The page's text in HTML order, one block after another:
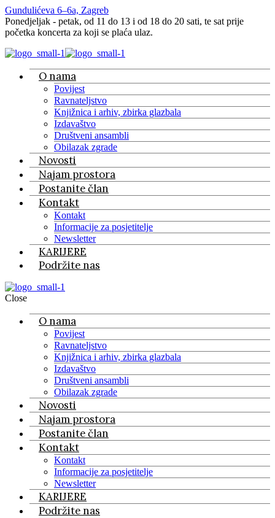
Gundulićeva 6–6a, Zagreb
Ponedjeljak - petak, od 11 do 13 i od 18 do 20 sati, te sat prije
početka koncerta za koji se plaća ulaz.
O nama
Povijest
Ravnateljstvo
Knjižnica i arhiv, zbirka glazbala
Izdavaštvo
Društveni ansambli
Obilazak zgrade
Novosti
Najam prostora
Postanite član
Kontakt
Kontakt
Informacije za posjetitelje
Newsletter
KARIJERE
Podržite nas
Close
O nama
Povijest
Ravnateljstvo
Knjižnica i arhiv, zbirka glazbala
Izdavaštvo
Društveni ansambli
Obilazak zgrade
Novosti
Najam prostora
Postanite član
Kontakt
Kontakt
Informacije za posjetitelje
Newsletter
KARIJERE
Podržite nas